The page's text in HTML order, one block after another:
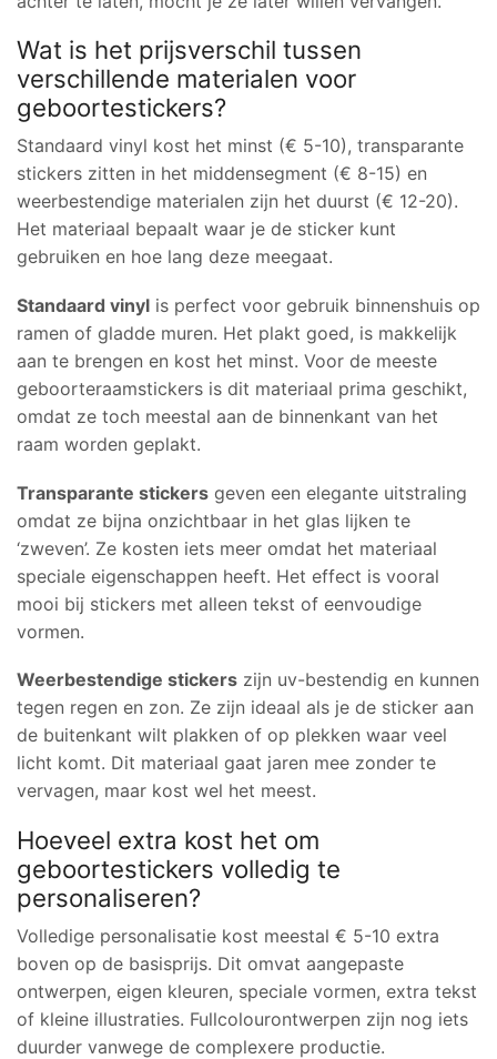
Wat is het prijsverschil tussen
verschillende materialen voor
geboortestickers?
Standaard vinyl kost het minst (€ 5-10), transparante
stickers zitten in het middensegment (€ 8-15) en
weerbestendige materialen zijn het duurst (€ 12-20).
Het materiaal bepaalt waar je de sticker kunt
gebruiken en hoe lang deze meegaat.
Standaard vinyl is perfect voor gebruik binnenshuis op
ramen of gladde muren. Het plakt goed, is makkelijk
aan te brengen en kost het minst. Voor de meeste
geboorteraamstickers is dit materiaal prima geschikt,
omdat ze toch meestal aan de binnenkant van het
raam worden geplakt.
Transparante stickers geven een elegante uitstraling
omdat ze bijna onzichtbaar in het glas lijken te
‘zweven’. Ze kosten iets meer omdat het materiaal
speciale eigenschappen heeft. Het effect is vooral
mooi bij stickers met alleen tekst of eenvoudige
vormen.
Weerbestendige stickers zijn uv-bestendig en kunnen
tegen regen en zon. Ze zijn ideaal als je de sticker aan
de buitenkant wilt plakken of op plekken waar veel
licht komt. Dit materiaal gaat jaren mee zonder te
vervagen, maar kost wel het meest.
Hoeveel extra kost het om
geboortestickers volledig te
personaliseren?
Volledige personalisatie kost meestal € 5-10 extra
boven op de basisprijs. Dit omvat aangepaste
ontwerpen, eigen kleuren, speciale vormen, extra tekst
of kleine illustraties. Fullcolourontwerpen zijn nog iets
duurder vanwege de complexere productie.